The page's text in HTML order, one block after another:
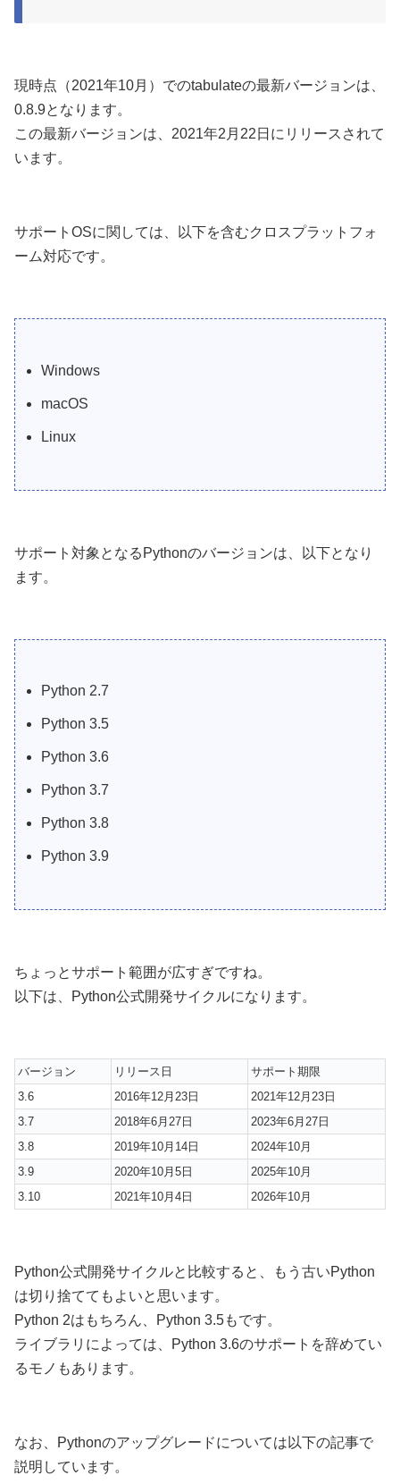
現時点（2021年10月）でのtabulateの最新バージョンは、
0.8.9となります。
この最新バージョンは、2021年2月22日にリリースされて
います。
サポートOSに関しては、以下を含むクロスプラットフォ
ーム対応です。
Windows
macOS
Linux
サポート対象となるPythonのバージョンは、以下となり
ます。
Python 2.7
Python 3.5
Python 3.6
Python 3.7
Python 3.8
Python 3.9
ちょっとサポート範囲が広すぎですね。
以下は、Python公式開発サイクルになります。
バージョン リリース日
サポート期限
3.6
2016年12月23日
2021年12月23日
3.7
2018年6月27日
2023年6月27日
3.8
2019年10月14日
2024年10月
3.9
2020年10月5日
2025年10月
3.10
2021年10月4日 2026年10月
Python公式開発サイクルと比較すると、もう古いPython
は切り捨ててもよいと思います。
Python 2はもちろん、Python 3.5もです。
ライブラリによっては、Python 3.6のサポートを辞めてい
るモノもあります。
なお、Pythonのアップグレードについては以下の記事で
説明しています。